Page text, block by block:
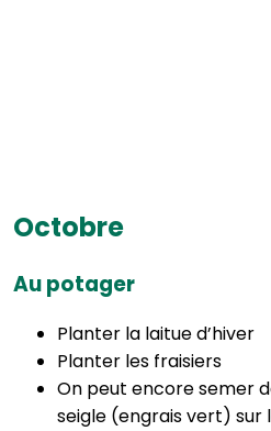
Octobre
Au potager
Planter la laitue d’hiver
Planter les fraisiers
On peut encore semer
seigle (engrais vert) sur